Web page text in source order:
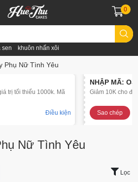
sen khuôn nhấn xôi
0
Phụ Nữ Tình Yêu
trị tối thiểu 1000k. Mã
Điều kiện
NHẬP MÃ:
Giảm 10K cho
Sao chép
Nữ Tình Yêu
Lọc